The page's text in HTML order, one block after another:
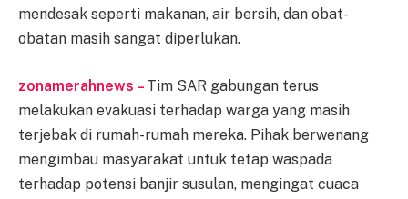
mendesak seperti makanan, air bersih, dan obat-
obatan masih sangat diperlukan.
zonamerahnews – Tim SAR gabungan terus
melakukan evakuasi terhadap warga yang masih
terjebak di rumah-rumah mereka. Pihak berwenang
mengimbau masyarakat untuk tetap waspada
terhadap potensi banjir susulan, mengingat cuaca